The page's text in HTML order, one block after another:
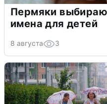
Пермяки
имена для детей
8 августа 3